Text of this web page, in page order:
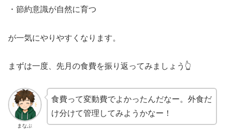
・節約意識が自然に育つ
が一気にやりやすくなります。
まずは一度、先月の食費を振り返ってみましょう👆
まなぶ
食費って変動費でよかったんだなー。外食だ
け分けて管理してみようかなー！